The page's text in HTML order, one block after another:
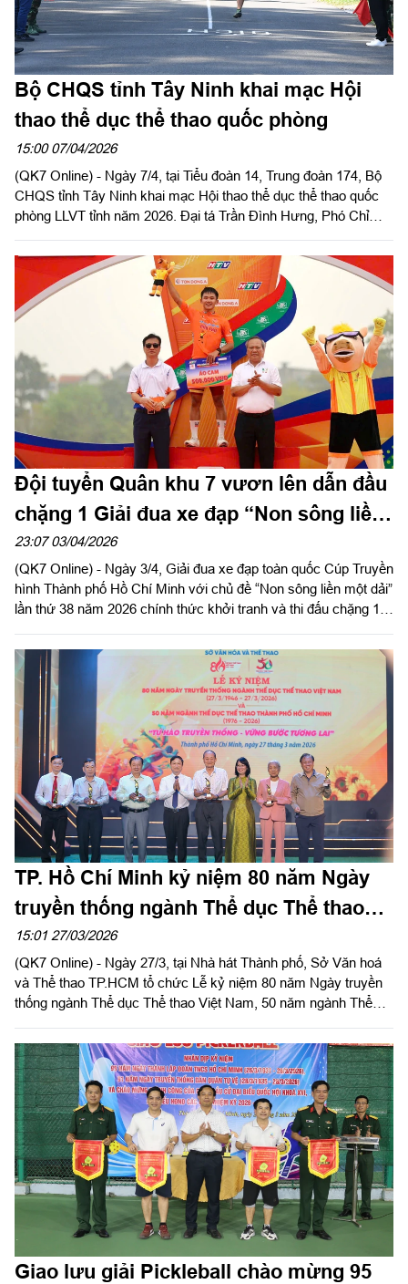
Bộ CHQS tỉnh Tây Ninh khai mạc Hội
thao thể dục thể thao quốc phòng
15:00 07/04/2026
(QK7 Online) - Ngày 7/4, tại Tiểu đoàn 14, Trung đoàn 174, Bộ
CHQS tỉnh Tây Ninh khai mạc Hội thao thể dục thể thao quốc
phòng LLVT tỉnh năm 2026. Đại tá Trần Đình Hưng, Phó Chỉ
khai mạc.
Đội tuyển Quân khu 7 vươn lên dẫn đầu
chặng 1 Giải đua xe đạp “Non sông liền
một dải”
23:07 03/04/2026
(QK7 Online) - Ngày 3/4, Giải đua xe đạp toàn quốc Cúp Truyền
hình Thành phố Hồ Chí Minh với chủ đề “Non sông liền một dải”
lần thứ 38 năm 2026 chính thức khởi tranh và thi đấu chặng 1
TP. Hồ Chí Minh kỷ niệm 80 năm Ngày
truyền thống ngành Thể dục Thể thao
Việt Nam
15:01 27/03/2026
(QK7 Online) - Ngày 27/3, tại Nhà hát Thành phố, Sở Văn hoá
và Thể thao TP.HCM tổ chức Lễ kỷ niệm 80 năm Ngày truyền
thống ngành Thể dục Thể thao Việt Nam, 50 năm ngành Thể
Giao lưu giải Pickleball chào mừng 95